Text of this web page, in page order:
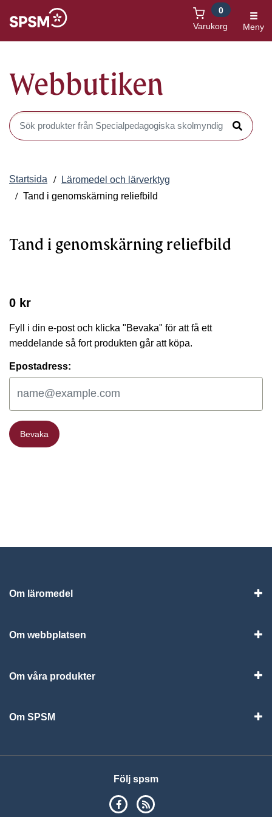
Varukorg
0
Meny
Webbutiken
Sök produkter i Webbutiken
Sök
Startsida
Läromedel och lärverktyg
Tand i genomskärning reliefbild
Tand i genomskärning reliefbild
0 kr
Fyll i din e-post och klicka "Bevaka" för att få ett
meddelande så fort produkten går att köpa.
Epostadress:
Bevaka
Bevaka
Om läromedel
Om webbplatsen
Om våra produkter
Om SPSM
Följ spsm
SPSM på Facebook